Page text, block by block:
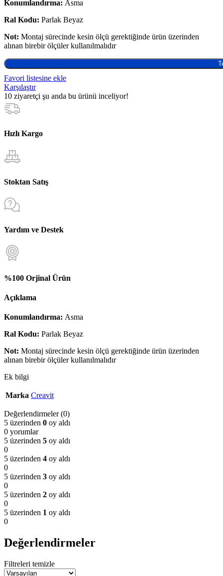
Konumlandırma: Asma
Ral Kodu: Parlak Beyaz
Not: Montaj sürecinde kesin ölçü gerektiğinde ürün üzerinden
alınan birebir ölçüler kullanılmalıdır
Favori listesine ekle
Karşılaştır
10 ziyaretçi şu anda bu ürünü inceliyor!
Hızlı Kargo
Stoktan Satış
Yardım ve Destek
%100 Orjinal Ürün
Açıklama
Konumlandırma: Asma
Ral Kodu: Parlak Beyaz
Not: Montaj sürecinde kesin ölçü gerektiğinde ürün üzerinden
alınan birebir ölçüler kullanılmalıdır
Ek bilgi
Marka Creavit
Değerlendirmeler (0)
5 üzerinden 0 oy aldı
0 yorumlar
5 üzerinden 5 oy aldı
0
5 üzerinden 4 oy aldı
0
5 üzerinden 3 oy aldı
0
5 üzerinden 2 oy aldı
0
5 üzerinden 1 oy aldı
0
Değerlendirmeler
Filtreleri temizle